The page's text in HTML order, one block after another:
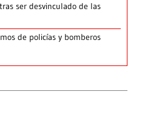
ser desvinculado de las
de policías y bomberos